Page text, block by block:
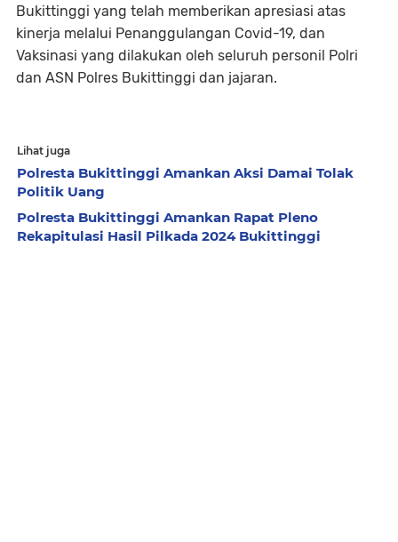
Bukittinggi yang telah memberikan apresiasi atas
kinerja melalui Penanggulangan Covid-19, dan
Vaksinasi yang dilakukan oleh seluruh personil Polri
dan ASN Polres Bukittinggi dan jajaran.
Lihat juga
Polresta Bukittinggi Amankan Aksi Damai Tolak
Politik Uang
Polresta Bukittinggi Amankan Rapat Pleno
Rekapitulasi Hasil Pilkada 2024 Bukittinggi